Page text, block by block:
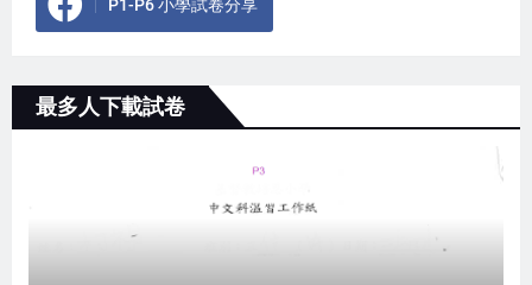
P1-P6 小學試卷分享
最多人下載試卷